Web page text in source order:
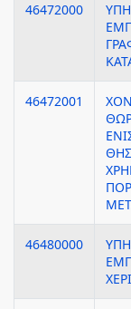
46472000
46472001
46480000